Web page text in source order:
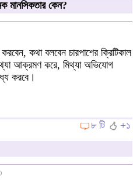
মানসিকতার কেন?
কথা বলবেন চারপাশের ক্রিটিকাল
আক্রমণ করে, মিথ্যা অভিযোগ
করবে।
৮ টি
+১